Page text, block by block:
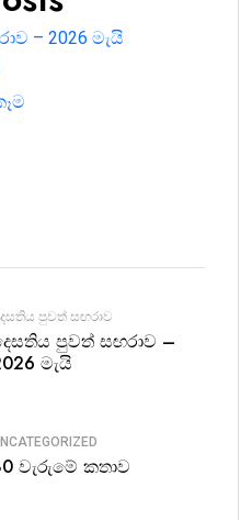
– 2026 මැයි
පුවත් සඟරාව
පුවත් සඟරාව –
මැයි
වැරුමේ කතාව